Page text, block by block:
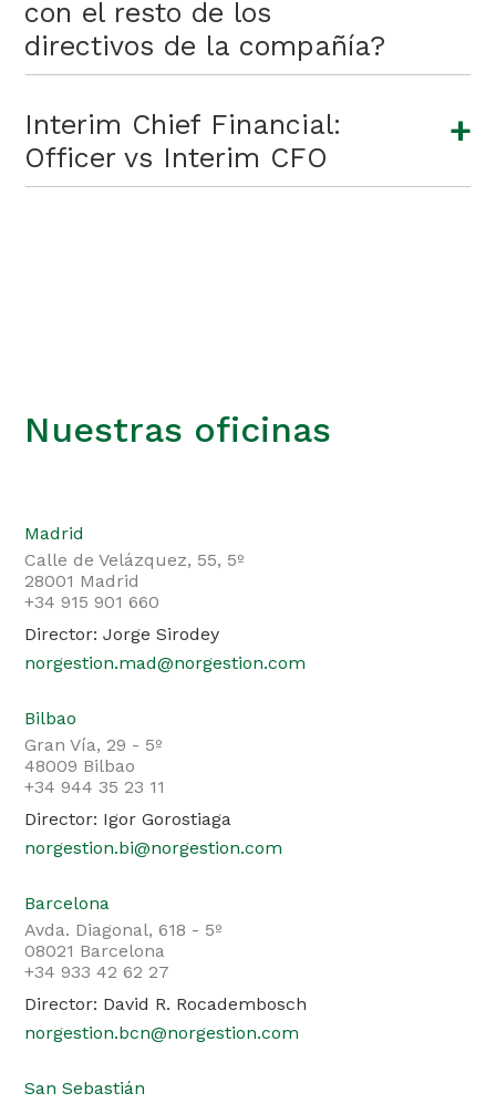
con el resto de los
directivos de la compañía?
Interim Chief Financial:
Officer vs Interim CFO
+
Nuestras oficinas
Madrid
Calle de Velázquez, 55, 5º
28001 Madrid
+34 915 901 660
Director: Jorge Sirodey
norgestion.mad@norgestion.com
Bilbao
Gran Vía, 29 - 5º
48009 Bilbao
+34 944 35 23 11
Director: Igor Gorostiaga
norgestion.bi@norgestion.com
Barcelona
Avda. Diagonal, 618 - 5º
08021 Barcelona
+34 933 42 62 27
Director: David R. Rocadembosch
norgestion.bcn@norgestion.com
San Sebastián